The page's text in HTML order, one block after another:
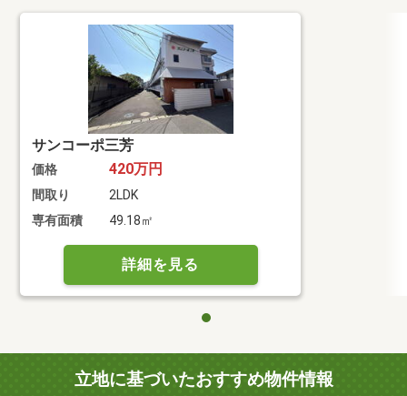
サンコーポ三芳
価格 420万円
間取り
2LDK
専有面積
49.18㎡
詳細を見る
立地に基づいたおすすめ物件情報